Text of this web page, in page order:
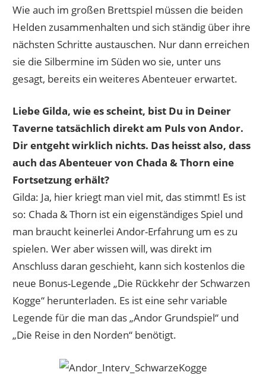
Wie auch im großen Brettspiel müssen die beiden
Helden zusammenhalten und sich ständig über ihre
nächsten Schritte austauschen. Nur dann erreichen
sie die Silbermine im Süden wo sie, unter uns
gesagt, bereits ein weiteres Abenteuer erwartet.
Liebe Gilda, wie es scheint, bist Du in Deiner
Taverne tatsächlich direkt am Puls von Andor.
Dir entgeht wirklich nichts. Das heisst also, dass
auch das Abenteuer von Chada & Thorn eine
Fortsetzung erhält?
Gilda: Ja, hier kriegt man viel mit, das stimmt! Es ist
so: Chada & Thorn ist ein eigenständiges Spiel und
man braucht keinerlei Andor-Erfahrung um es zu
spielen. Wer aber wissen will, was direkt im
Anschluss daran geschieht, kann sich kostenlos die
neue Bonus-Legende „Die Rückkehr der Schwarzen
Kogge“ herunterladen. Es ist eine sehr variable
Legende für die man das „Andor Grundspiel“ und
„Die Reise in den Norden“ benötigt.